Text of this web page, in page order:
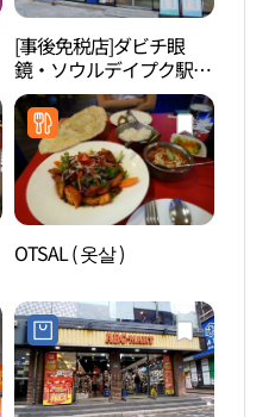
[事後免税店]ダビチ眼
鏡・ソウルデイプク駅店
(다비치안경 서울대입구
역점)
OTSAL ( 옷살 )